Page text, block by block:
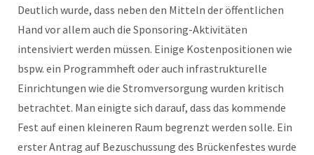
Deutlich wurde, dass neben den Mitteln der öffentlichen
Hand vor allem auch die Sponsoring-Aktivitäten
intensiviert werden müssen. Einige Kostenpositionen wie
bspw. ein Programmheft oder auch infrastrukturelle
Einrichtungen wie die Stromversorgung wurden kritisch
betrachtet. Man einigte sich darauf, dass das kommende
Fest auf einen kleineren Raum begrenzt werden solle. Ein
erster Antrag auf Bezuschussung des Brückenfestes wurde